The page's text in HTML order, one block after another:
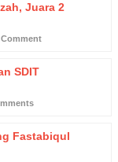
Juara 2
SDIT
Fastabiqul